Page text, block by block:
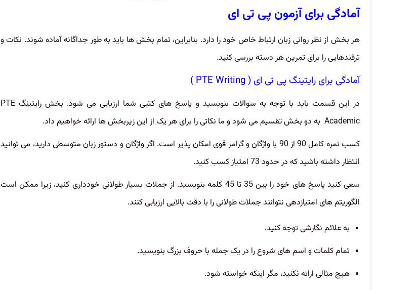
آمادگی برای آزمون پی تی ای
هر بخش از نظر روانی زبان ارتباط خاص خود را دارد. بنابراین، تمام بخش ها باید به طور جداگانه آماده شوند. نکات و
ترفندهایی را برای تمرین هر دسته بررسی کنید.
آمادگی برای رایتینگ پی تی ای ( PTE Writing )
در این قسمت باید با توجه به سوالات بنویسید و پاسخ های کتبی شما ارزیابی می شود. بخش رایتینگ PTE
Academic به دو بخش تقسیم می شود و ما نکاتی را برای هر یک از این زیربخش ها ارائه خواهیم داد.
کسب نمره کامل 90 از 90 با واژگان و گرامر قوی امکان پذیر است. اگر واژگان و دستور زبان متوسطی دارید، می توانید
انتظار داشته باشید که در حدود 73 امتیاز کسب کنید.
سعی کنید پاسخ های خود را بین 35 تا 45 کلمه بنویسید. از جملات بسیار طولانی خودداری کنید، زیرا ممکن است
الگوریتم های امتیازدهی نتوانند جملات طولانی را با دقت بالایی ارزیابی کنند.
به علائم نگارشی توجه کنید.
تمام کلمات و اسم های شروع را در یک جمله با حروف بزرگ بنویسید.
هیچ مثالی ارائه نکنید، مگر اینکه خواسته شود.